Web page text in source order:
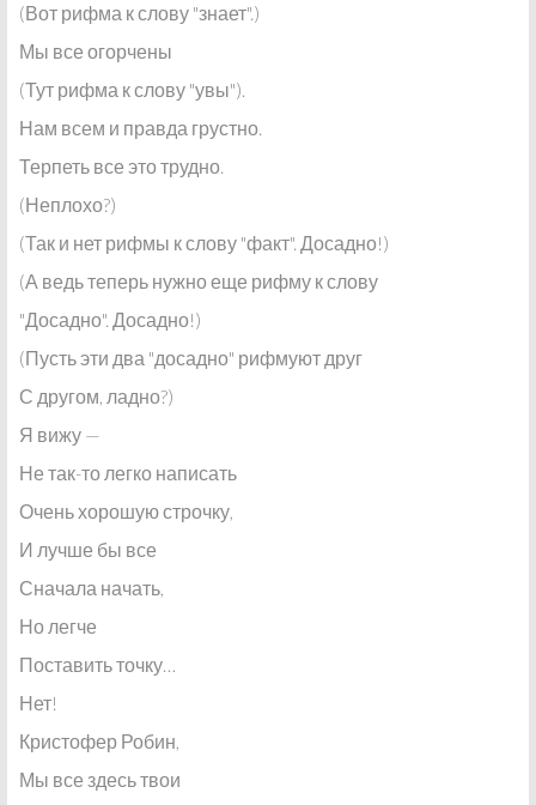
(Вот рифма к слову "знает".)
Мы все огорчены
(Тут рифма к слову "увы").
Нам всем и правда грустно.
Терпеть все это трудно.
(Неплохо?)
(Так и нет рифмы к слову "факт". Досадно!)
(А ведь теперь нужно еще рифму к слову
"Досадно". Досадно!)
(Пусть эти два "досадно" рифмуют друг
С другом, ладно?)
Я вижу —
Не так-то легко написать
Очень хорошую строчку,
И лучше бы все
Сначала начать,
Но легче
Поставить точку…
Нет!
Кристофер Робин,
Мы все здесь твои